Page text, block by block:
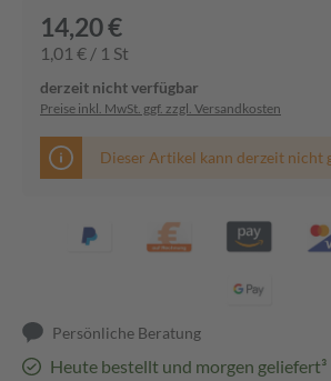
14,20 €
1,01 € / 1 St
derzeit nicht verfügbar
Preise inkl. MwSt. ggf. zzgl. Versandkosten
Dieser Artikel kann derzeit nicht
Persönliche Beratung
Heute bestellt und morgen geliefert³